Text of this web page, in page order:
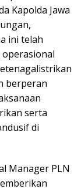
Kapolda Jawa
ini telah
berperan
serta
di
Manager PLN